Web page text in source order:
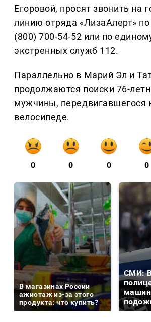
Егоровой, просят звонить на
линию отряда «ЛизаАлерт»
(800) 700-54-52 или по
экстренных служб 112.
Параллельно в Марий Эл и
продолжаются поиски 76-
мужчины, передвигавшегося
велосипеде.
0 0 0 0
В магазинах России
ажиотаж из-за этого
продукта: что купить?
СМИ: